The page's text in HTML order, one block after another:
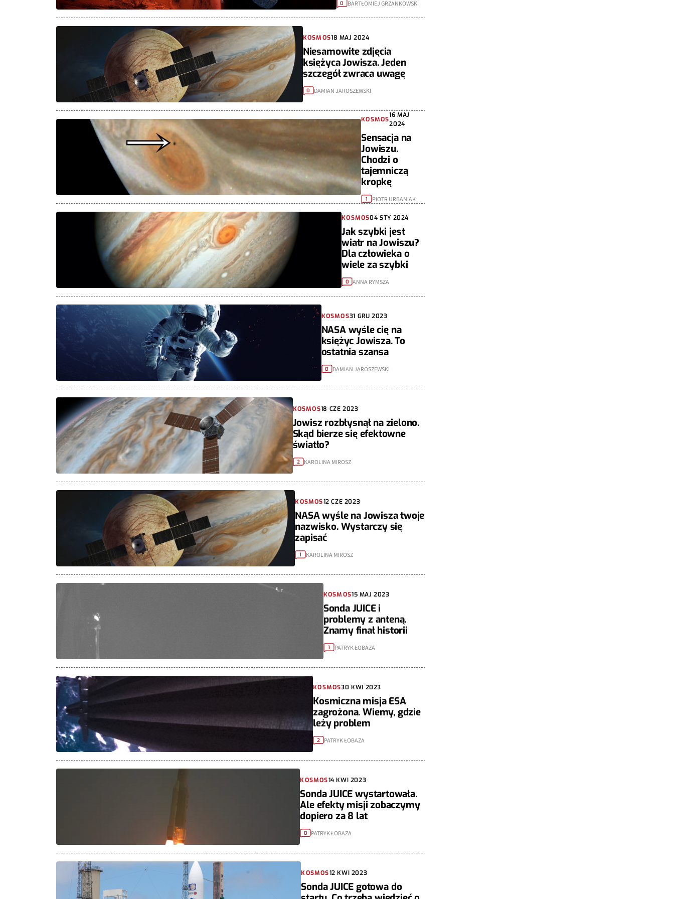
0 BARTŁOMIEJ GRZANKOWSKI
KOSMOS18 MAJ 2024
Niesamowite zdjęcia
księżyca Jowisza. Jeden
szczegół zwraca uwagę
0 DAMIAN JAROSZEWSKI
KOSMOS
16 MAJ
2024
Sensacja na
Jowiszu.
Chodzi o
tajemniczą
kropkę
1 PIOTR URBANIAK
KOSMOS04 STY 2024
Jak szybki jest
wiatr na Jowiszu?
Dla człowieka o
wiele za szybki
0 ANNA RYMSZA
KOSMOS31 GRU 2023
NASA wyśle cię na
księżyc Jowisza. To
ostatnia szansa
0 DAMIAN JAROSZEWSKI
KOSMOS18 CZE 2023
Jowisz rozbłysnął na zielono.
Skąd bierze się efektowne
światło?
2 KAROLINA MIROSZ
KOSMOS12 CZE 2023
NASA wyśle na Jowisza twoje
nazwisko. Wystarczy się
zapisać
1 KAROLINA MIROSZ
KOSMOS15 MAJ 2023
Sonda JUICE i
problemy z anteną.
Znamy finał historii
1 PATRYK ŁOBAZA
KOSMOS30 KWI 2023
Kosmiczna misja ESA
zagrożona. Wiemy, gdzie
leży problem
2 PATRYK ŁOBAZA
KOSMOS14 KWI 2023
Sonda JUICE wystartowała.
Ale efekty misji zobaczymy
dopiero za 8 lat
0 PATRYK ŁOBAZA
KOSMOS12 KWI 2023
Sonda JUICE gotowa do